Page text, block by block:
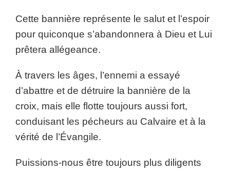
Cette bannière représente le salut et l’espoir
pour quiconque s’abandonnera à Dieu et Lui
prêtera allégeance.
À travers les âges, l’ennemi a essayé
d’abattre et de détruire la bannière de la
croix, mais elle flotte toujours aussi fort,
conduisant les pécheurs au Calvaire et à la
vérité de l’Évangile.
Puissions-nous être toujours plus diligents